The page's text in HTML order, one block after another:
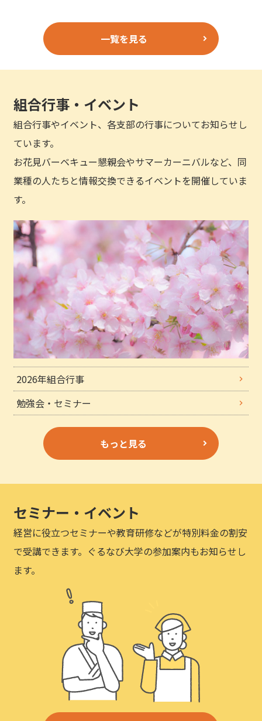
一覧を見る
組合行事・イベント
組合行事やイベント、各支部の行事についてお知らせし
ています。
お花見バーベキュー懇親会やサマーカーニバルなど、同
業種の人たちと情報交換できるイベントを開催していま
す。
2026年組合行事
勉強会・セミナー
もっと見る
セミナー・イベント
経営に役立つセミナーや教育研修などが特別料金の割安
で受講できます。ぐるなび大学の参加案内もお知らせし
ます。